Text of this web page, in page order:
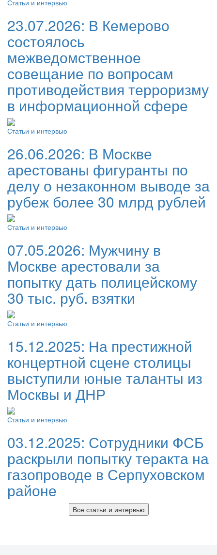
Статьи и интервью
23.07.2026: В Кемерово
состоялось
межведомственное
совещание по вопросам
противодействия терроризму
в информационной сфере
Статьи и интервью
26.06.2026: В Москве
арестованы фигуранты по
делу о незаконном выводе за
рубеж более 30 млрд рублей
Статьи и интервью
07.05.2026: Мужчину в
Москве арестовали за
попытку дать полицейскому
30 тыс. руб. взятки
Статьи и интервью
15.12.2025: На престижной
концертной сцене столицы
выступили юные таланты из
Москвы и ДНР
Статьи и интервью
03.12.2025: Сотрудники ФСБ
раскрыли попытку теракта на
газопроводе в Серпуховском
районе
Все статьи и интервью